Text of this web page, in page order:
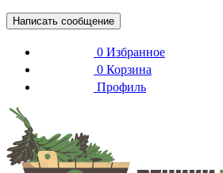
Написать сообщение
0 Избранное
0 Корзина
Профиль